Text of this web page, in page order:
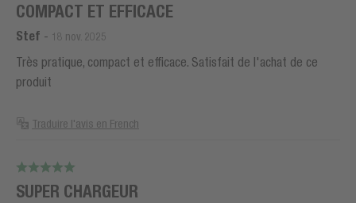
COMPACT ET EFFICACE
Stef - 18 nov. 2025
Très pratique, compact et efficace. Satisfait de l'achat de ce
produit
Traduire l'avis en French
SUPER CHARGEUR